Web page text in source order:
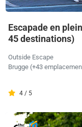
Escapade en
45 destinations)
Outside Escape
Brugge (+43
4 / 5